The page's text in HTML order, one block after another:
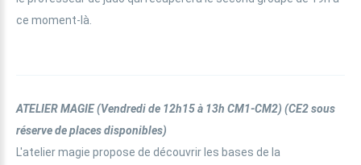
ce moment-là.
ATELIER MAGIE(Vendredi de 12h15 à 13h CM1-CM2) (CE2 sous
réserve de places disponibles)
L'atelier magie propose de découvrir les bases de la